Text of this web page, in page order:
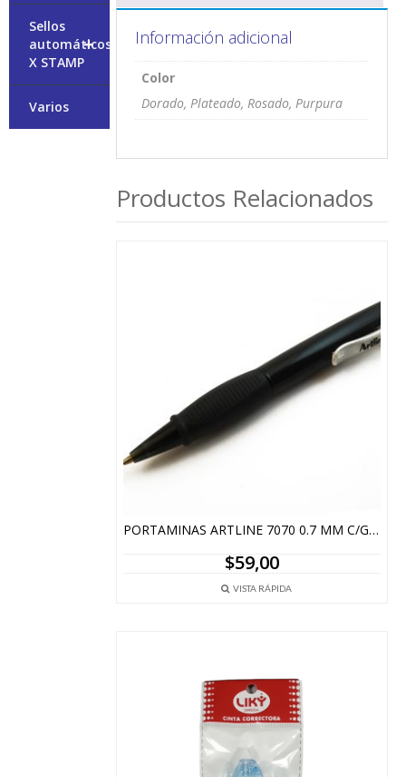
Información adicional
Color
Dorado, Plateado, Rosado, Purpura
Productos Relacionados
PORTAMINAS ARTLINE 7070 0.7 MM C/GRIP GOMA PUNTA METAL
$59,00
VISTA RÁPIDA
+
Sellos
automáticos
X STAMP
Varios